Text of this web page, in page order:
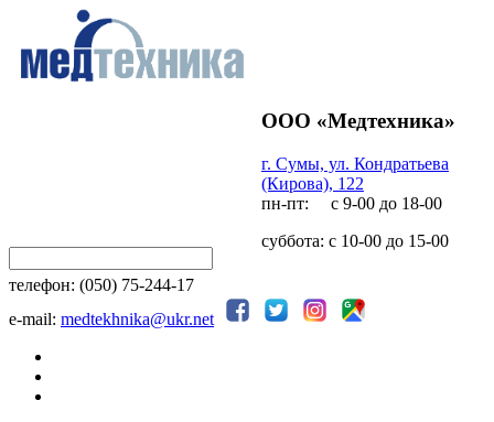
ООО «Медтехника»
г. Сумы, ул. Кондратьева
(Кирова), 122
пн-пт: с 9-00 до 18-00
суббота: с 10-00 до 15-00
телефон: (050) 75-244-17
e-mail: medtekhnika@ukr.net